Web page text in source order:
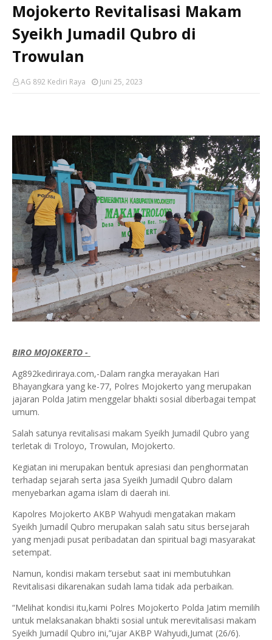
Mojokerto Revitalisasi Makam
Syeikh Jumadil Qubro di
Trowulan
AG 892 Kediri Raya Juni 25, 2023
BIRO MOJOKERTO -
Ag892kediriraya.com,-Dalam rangka merayakan Hari
Bhayangkara yang ke-77, Polres Mojokerto yang merupakan
jajaran Polda Jatim menggelar bhakti sosial diberbagai tempat
umum.
Salah satunya revitalisasi makam Syeikh Jumadil Qubro yang
terletak di Troloyo, Trowulan, Mojokerto.
Kegiatan ini merupakan bentuk apresiasi dan penghormatan
terhadap sejarah serta jasa Syeikh Jumadil Qubro dalam
menyebarkan agama islam di daerah ini.
Kapolres Mojokerto AKBP Wahyudi mengatakan makam
Syeikh Jumadil Qubro merupakan salah satu situs bersejarah
yang menjadi pusat peribadatan dan spiritual bagi masyarakat
setempat.
Namun, kondisi makam tersebut saat ini membutuhkan
Revitalisasi dikarenakan sudah lama tidak ada perbaikan.
“Melihat kondisi itu,kami Polres Mojokerto Polda Jatim memilih
untuk melaksanakan bhakti sosial untuk merevitalisasi makam
Syeikh Jumadil Qubro ini,”ujar AKBP Wahyudi,Jumat (26/6).